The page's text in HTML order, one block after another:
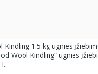
Kindling 1.5 kg ugnies
Wool Kindling“ ugnies